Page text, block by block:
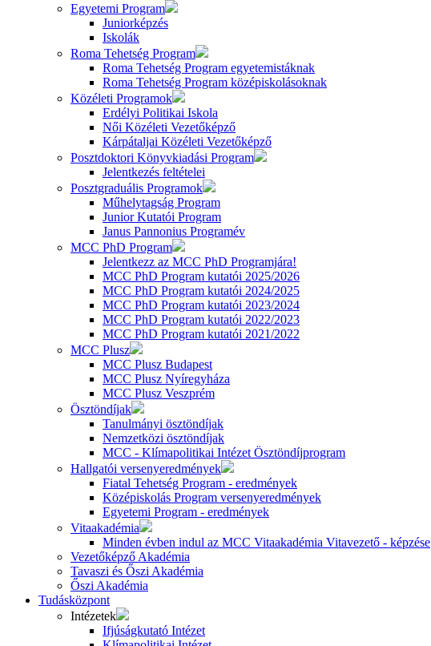
Egyetemi Program
Juniorképzés
Iskolák
Roma Tehetség Program
Roma Tehetség Program egyetemistáknak
Roma Tehetség Program középiskolásoknak
Közéleti Programok
Erdélyi Politikai Iskola
Női Közéleti Vezetőképző
Kárpátaljai Közéleti Vezetőképző
Posztdoktori Könyvkiadási Program
Jelentkezés feltételei
Posztgraduális Programok
Műhelytagság Program
Junior Kutatói Program
Janus Pannonius Programév
MCC PhD Program
Jelentkezz az MCC PhD Programjára!
MCC PhD Program kutatói 2025/2026
MCC PhD Program kutatói 2024/2025
MCC PhD Program kutatói 2023/2024
MCC PhD Program kutatói 2022/2023
MCC PhD Program kutatói 2021/2022
MCC Plusz
MCC Plusz Budapest
MCC Plusz Nyíregyháza
MCC Plusz Veszprém
Ösztöndíjak
Tanulmányi ösztöndíjak
Nemzetközi ösztöndíjak
MCC - Klímapolitikai Intézet Ösztöndíjprogram
Hallgatói versenyeredmények
Fiatal Tehetség Program - eredmények
Középiskolás Program versenyeredmények
Egyetemi Program - eredmények
Vitaakadémia
Minden évben indul az MCC Vitaakadémia Vitavezető - képzése
Vezetőképző Akadémia
Tavaszi és Őszi Akadémia
Őszi Akadémia
Tudásközpont
Intézetek
Ifjúságkutató Intézet